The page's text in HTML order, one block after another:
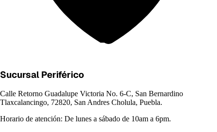
Sucursal Periférico
Calle Retorno Guadalupe Victoria No. 6-C, San Bernardino
Tlaxcalancingo, 72820, San Andres Cholula, Puebla.
Horario de atención: De lunes a sábado de 10am a 6pm.